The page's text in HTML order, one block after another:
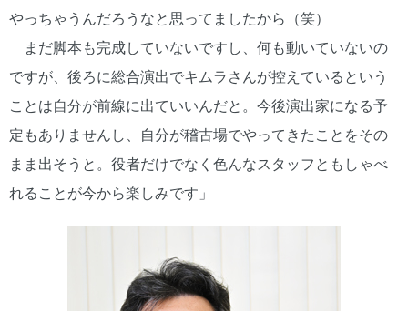
やっちゃうんだろうなと思ってましたから（笑）
まだ脚本も完成していないですし、何も動いていないの
ですが、後ろに総合演出でキムラさんが控えているという
ことは自分が前線に出ていいんだと。今後演出家になる予
定もありませんし、自分が稽古場でやってきたことをその
まま出そうと。役者だけでなく色んなスタッフともしゃべ
れることが今から楽しみです」